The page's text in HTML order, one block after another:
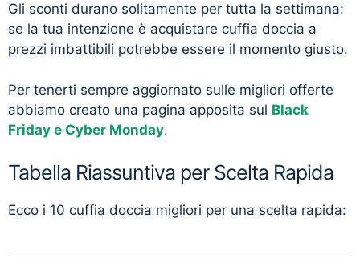
Gli sconti durano solitamente per tutta la settimana:
se la tua intenzione è acquistare cuffia doccia a
prezzi imbattibili potrebbe essere il momento giusto.
Per tenerti sempre aggiornato sulle migliori offerte
abbiamo creato una pagina apposita sul Black
Friday e Cyber Monday.
Tabella Riassuntiva per Scelta Rapida
Ecco i 10 cuffia doccia migliori per una scelta rapida: